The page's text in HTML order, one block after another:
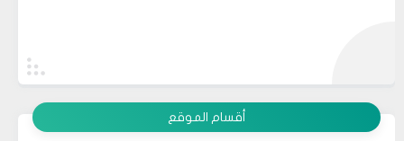
أقسام الموقع